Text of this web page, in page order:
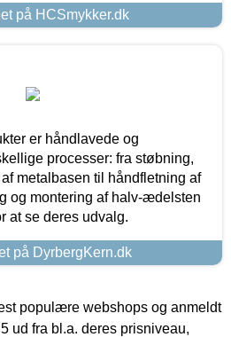
på HCSmykker.dk
er håndlavede og
processer: fra støbning,
metalbasen til håndfletning af
og montering af halv-ædelsten
at se deres udvalg.
på DyrbergKern.dk
populære webshops og anmeldt
ud fra bl.a. deres prisniveau,